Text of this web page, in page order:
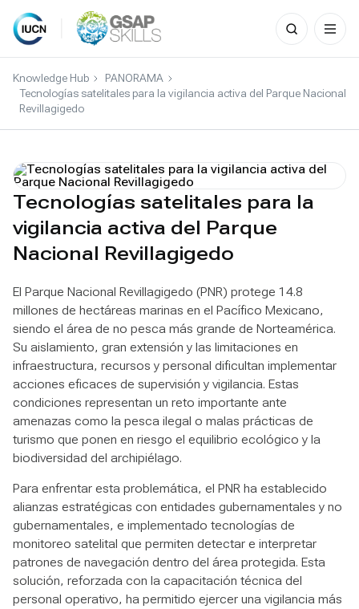
Skip
content
Search
for:
Knowledge Hub
PANORAMA
Tecnologías satelitales para la vigilancia activa del Parque Nacional
Revillagigedo
Tecnologías satelitales para la
vigilancia activa del Parque
Nacional Revillagigedo
El Parque Nacional Revillagigedo (PNR) protege 14.8
millones de hectáreas marinas en el Pacífico Mexicano,
siendo el área de no pesca más grande de Norteamérica.
Su aislamiento, gran extensión y las limitaciones en
infraestructura, recursos y personal dificultan implementar
acciones eficaces de supervisión y vigilancia. Estas
condiciones representan un reto importante ante
amenazas como la pesca ilegal o malas prácticas de
turismo que ponen en riesgo el equilibrio ecológico y la
biodiversidad del archipiélago.
Para enfrentar esta problemática, el PNR ha establecido
alianzas estratégicas con entidades gubernamentales y no
gubernamentales, e implementado tecnologías de
monitoreo satelital que permiten detectar e interpretar
patrones de navegación dentro del área protegida. Esta
solución, reforzada con la capacitación técnica del
personal operativo, ha permitido ejercer una vigilancia más